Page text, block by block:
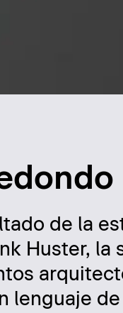
de la
Huster,
lenguaje